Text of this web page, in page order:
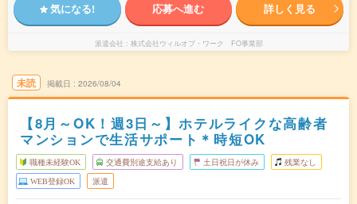
気になる! 応募へ進む 詳しく見る
派遣会社 株式会社ウィルオブ・ワーク FO事業部
未読 掲載日 2026/08/04
【8月～OK！週3日～】ホテルライクな高齢者
マンションで生活サポート＊時短OK
職種未経験OK 交通費別途支給あり 土日祝日が休み 残業なし
WEB登録OK 派遣